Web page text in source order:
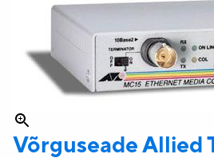
Võrguseade Allied